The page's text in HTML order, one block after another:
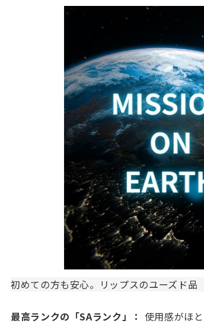
初めての方も安心。リップスのユーズド品
最高ランクの「SAランク」： 使用感がほ